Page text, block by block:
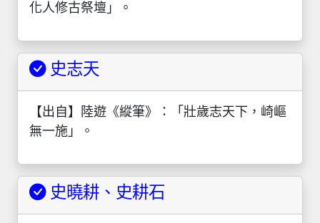
化人修古祭壇」。
史志天
【出自】陸遊《縱筆》：「壯歲志天下，崎嶇
無一施」。
史曉耕、史耕石